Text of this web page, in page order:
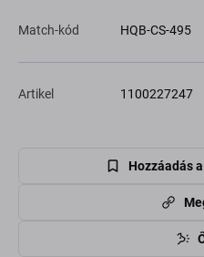
Match-kód HQB-CS-495
Artikel 1100227247
Hozzáadás